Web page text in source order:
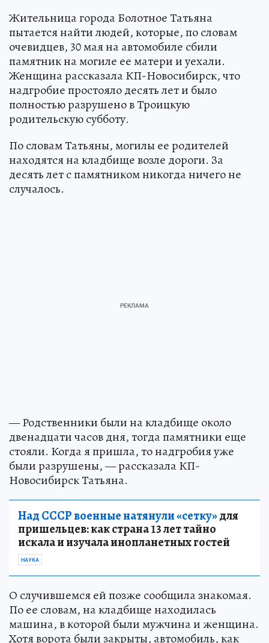
Жительница города Болотное Татьяна
пытается найти людей, которые, по словам
очевидцев, 30 мая на автомобиле сбили
памятник на могиле ее матери и уехали.
Женщина рассказала КП-Новосибирск, что
надгробие простояло десять лет и было
полностью разрушено в Троицкую
родительскую субботу.
По словам Татьяны, могилы ее родителей
находятся на кладбище возле дороги. За
десять лет с памятником никогда ничего не
случалось.
— Родственники были на кладбище около
двенадцати часов дня, тогда памятники еще
стояли. Когда я пришла, то надгробия уже
были разрушены, — рассказала КП-
Новосибирск Татьяна.
Над СССР военные натянули «сетку»для
пришельцев: как страна 13 лет тайно
искала и изучала инопланетных гостей
НАУКА
О случившемся ей позже сообщила знакомая.
По ее словам, на кладбище находилась
машина, в которой были мужчина и женщина.
Хотя ворота были закрыты, автомобиль, как